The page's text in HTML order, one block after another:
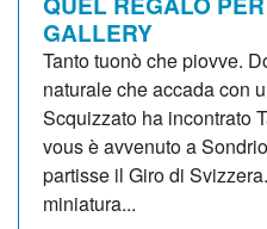
GALLERY
Tanto tuonò che piovve.
naturale che accada con
Scquizzato ha incontrato
vous è avvenuto a
partisse il Giro di
miniatura...